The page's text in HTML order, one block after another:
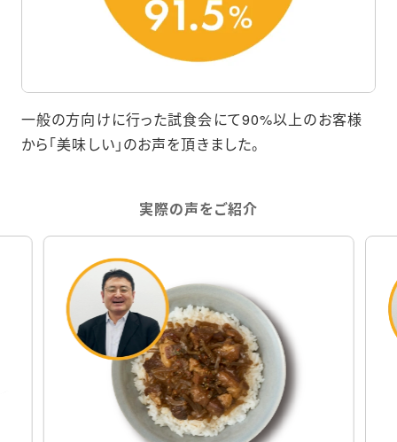
一般の方向けに行った試食会にて90%以上のお客様
から「美味しい」のお声を頂きました。
実際の声をご紹介